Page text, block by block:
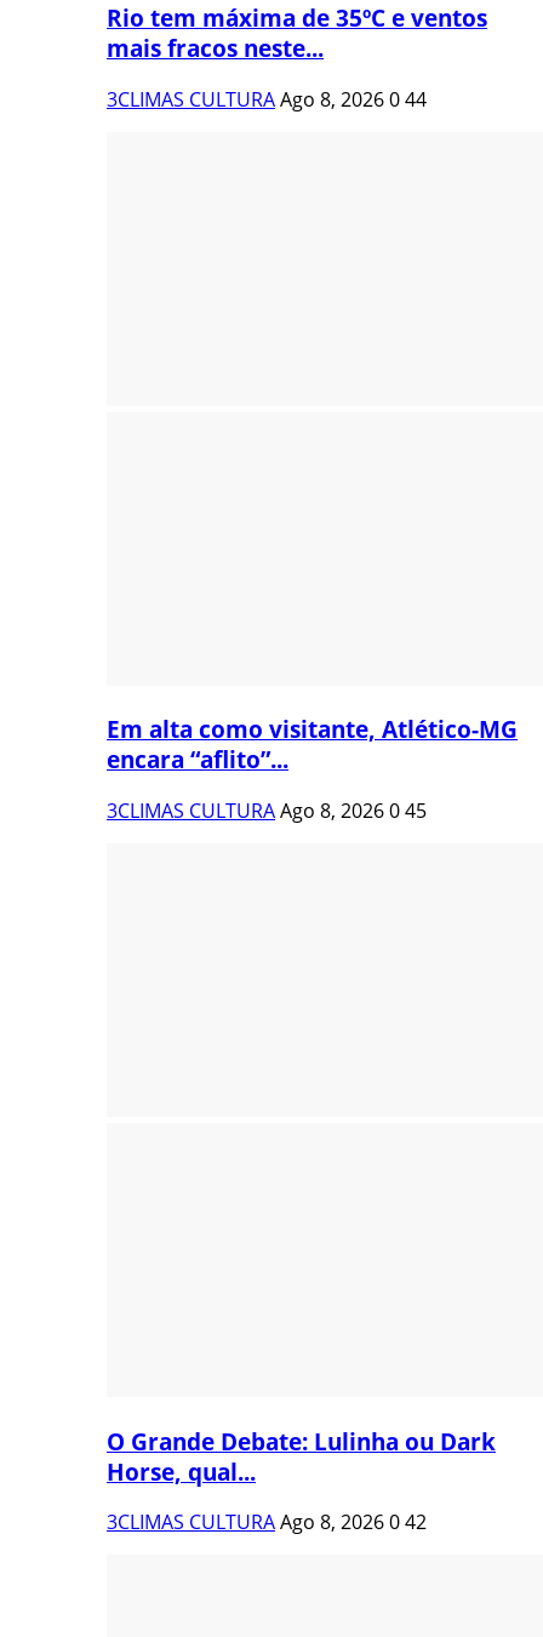
Rio tem máxima de 35ºC e ventos
mais fracos neste...
3CLIMAS CULTURAAgo 8, 2026044
Em alta como visitante, Atlético-MG
encara “aflito”...
3CLIMAS CULTURAAgo 8, 2026045
O Grande Debate: Lulinha ou Dark
Horse, qual...
3CLIMAS CULTURAAgo 8, 2026042